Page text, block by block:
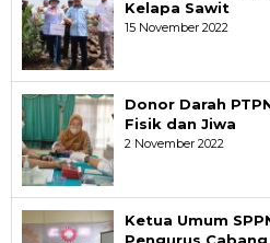
Kelapa Sawit
15 November 2022
Donor Darah
Fisik dan Jiwa
2 November 2022
Ketua Umum